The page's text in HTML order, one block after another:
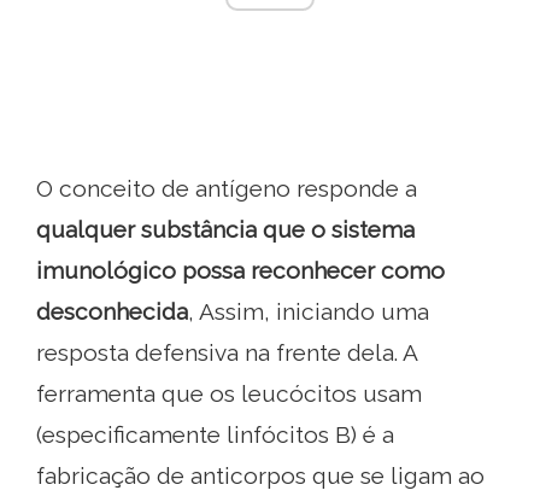
O conceito de antígeno responde a
qualquer substância que o sistema
imunológico possa reconhecer como
desconhecida, Assim, iniciando uma
resposta defensiva na frente dela. A
ferramenta que os leucócitos usam
(especificamente linfócitos B) é a
fabricação de anticorpos que se ligam ao